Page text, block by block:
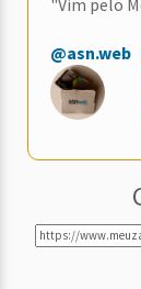
"Vim pelo
@asn.web